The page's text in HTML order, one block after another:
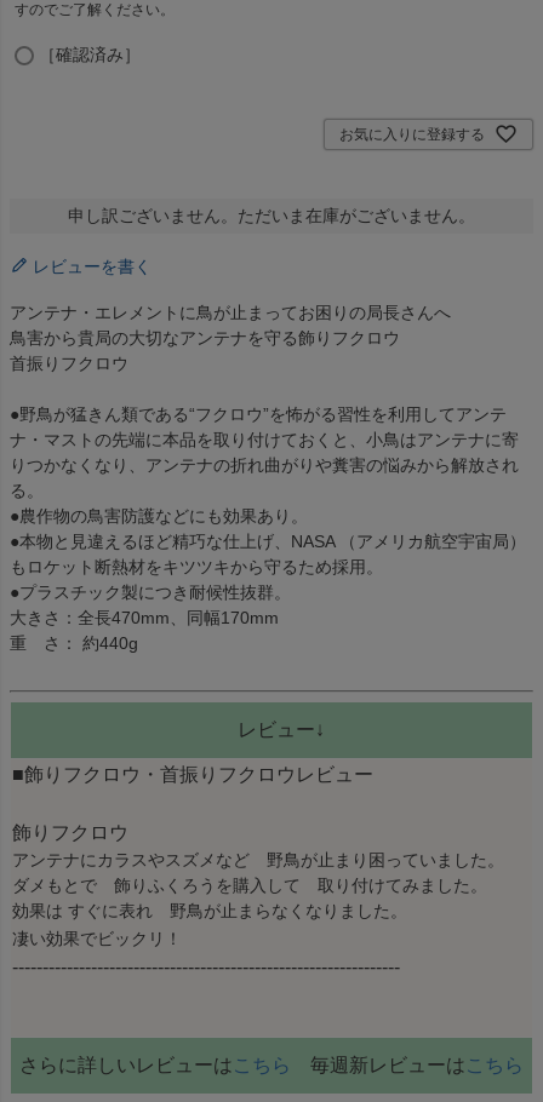
すのでご了解ください。
［確認済み］
お気に入りに登録する
申し訳ございません。ただいま在庫がございません。
レビューを書く
アンテナ・エレメントに鳥が止まってお困りの局長さんへ
鳥害から貴局の大切なアンテナを守る飾りフクロウ
首振りフクロウ
●野鳥が猛きん類である“フクロウ”を怖がる習性を利用してアンテ
ナ・マストの先端に本品を取り付けておくと、小鳥はアンテナに寄
りつかなくなり、アンテナの折れ曲がりや糞害の悩みから解放され
る。
●農作物の鳥害防護などにも効果あり。
●本物と見違えるほど精巧な仕上げ、NASA （アメリカ航空宇宙局）
もロケット断熱材をキツツキから守るため採用。
●プラスチック製につき耐候性抜群。
大きさ：全長470mm、同幅170mm
重 さ： 約440g
レビュー↓
■飾りフクロウ・首振りフクロウレビュー
飾りフクロウ
アンテナにカラスやスズメなど 野鳥が止まり困っていました。
ダメもとで 飾りふくろうを購入して 取り付けてみました。
効果は すぐに表れ 野鳥が止まらなくなりました。
凄い効果でビックリ！
----------------------------------------------------------------
さらに詳しいレビューは こちら 毎週新レビューは こちら